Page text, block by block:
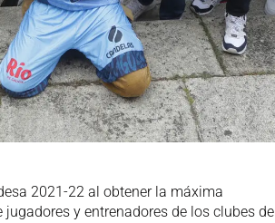
2021-22 al obtener la máxima
y entrenadores de los clubes de